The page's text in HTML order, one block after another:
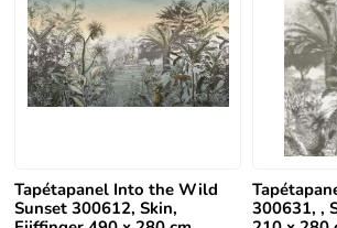
Tapétapanel Into the Wild
Sunset 300612, Skin,
300631, ,